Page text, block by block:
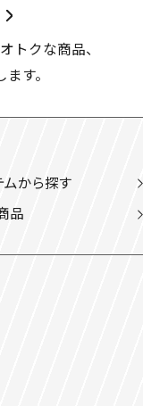
トクな商品、
す。
ムから探す
品